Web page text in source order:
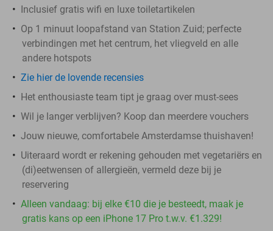
Inclusief gratis wifi en luxe toiletartikelen
Op 1 minuut loopafstand van Station Zuid; perfecte
verbindingen met het centrum, het vliegveld en alle
andere hotspots
Zie hier de lovende recensies
Het enthousiaste team tipt je graag over must-sees
Wil je langer verblijven? Koop dan meerdere vouchers
Jouw nieuwe, comfortabele Amsterdamse thuishaven!
Uiteraard wordt er rekening gehouden met vegetariërs en
(di)eetwensen of allergieën, vermeld deze bij je
reservering
Alleen vandaag: bij elke €10 die je besteedt, maak je
gratis kans op een iPhone 17 Pro t.w.v. €1.329!